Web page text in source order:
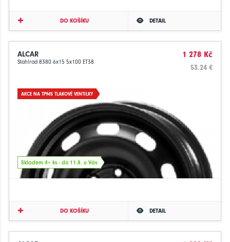
DO KOŠÍKU DETAIL
ALCAR
Stahlrad 8380 6x15 5x100 ET38
1 278 Kč
53.24 €
AKCE NA TPMS TLAKOVÉ VENTILKY
Skladem 4+ ks - do 11.8. u Vás
DO KOŠÍKU DETAIL